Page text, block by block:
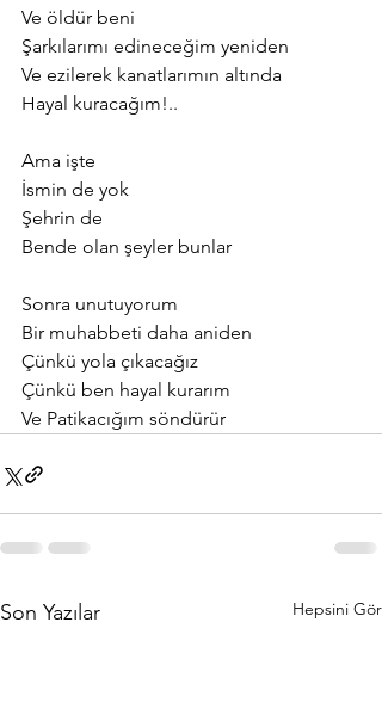
Ve öldür beni
Şarkılarımı edineceğim yeniden
Ve ezilerek kanatlarımın altında
Hayal kuracağım!..
Ama işte
İsmin de yok
Şehrin de
Bende olan şeyler bunlar
Sonra unutuyorum
Bir muhabbeti daha aniden
Çünkü yola çıkacağız
Çünkü ben hayal kurarım
Ve Patikacığım söndürür
Son Yazılar Hepsini Gör